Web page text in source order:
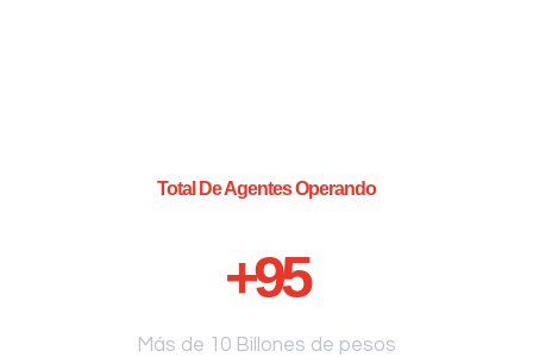
Total De Agentes Operando
+95
Más de 10 Billones de pesos